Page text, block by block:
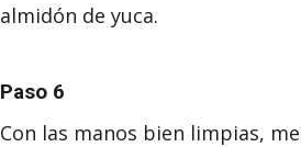
almidón de yuca.
Paso 6
Con las manos bien limpias,